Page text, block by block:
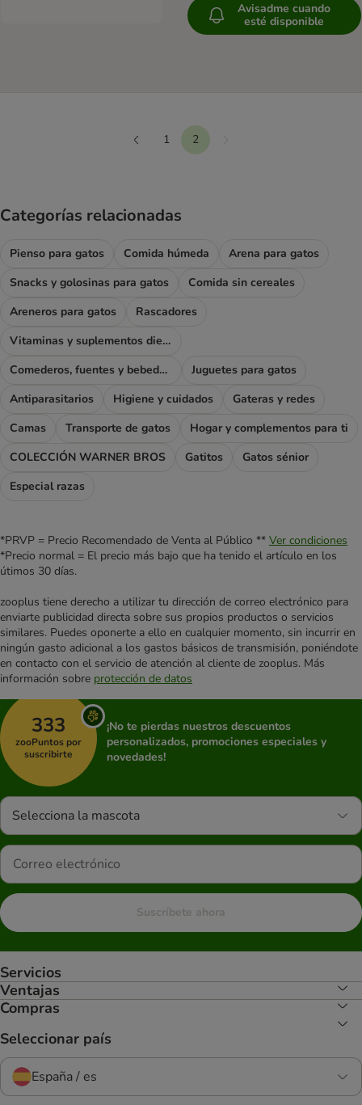
Avisadme cuando
esté disponible
1 2 Siguiente
Categorías relacionadas
Pienso para gatos Comida húmeda
Arena para gatos
Snacks y golosinas para gatos
Comida sin cereales
Areneros para gatos
Rascadores
Vitaminas y suplementos dietéticos
Comederos, fuentes y bebederos
Juguetes para gatos
Antiparasitarios
Higiene y cuidados
Gateras y redes
Camas
Transporte de gatos
Hogar y complementos para ti
COLECCIÓN WARNER BROS
Gatitos
Gatos sénior
Especial razas
*PRVP = Precio Recomendado de Venta al Público ** Ver condiciones
*Precio normal = El precio más bajo que ha tenido el artículo en los
útimos 30 días.
zooplus tiene derecho a utilizar tu dirección de correo electrónico para
enviarte publicidad directa sobre sus propios productos o servicios
similares. Puedes oponerte a ello en cualquier momento, sin incurrir en
ningún gasto adicional a los gastos básicos de transmisión, poniéndote
en contacto con el servicio de atención al cliente de zooplus. Más
información sobre protección de datos
333
zooPuntos por
suscribirte
¡No te pierdas nuestros descuentos
personalizados, promociones especiales y
novedades!
Selecciona la mascota
Suscríbete ahora
Servicios
Ventajas
Compras
Seleccionar país
España / es